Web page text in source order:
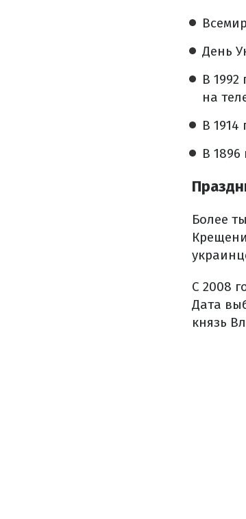
День
В
на
В
В
Более
С 2008
Дата
князь